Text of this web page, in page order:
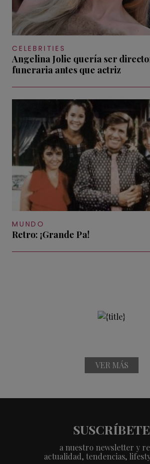
CELEBRITIES
Angelina Jolie quería ser
funeraria antes que actriz
MUNDO
Retro: ¡Grande Pa!
VER MÁS
SUSCRÍBETE
a nuestro newsletter y
actualidad, tendencias,